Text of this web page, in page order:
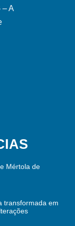
– A
Mértola de
transformada em